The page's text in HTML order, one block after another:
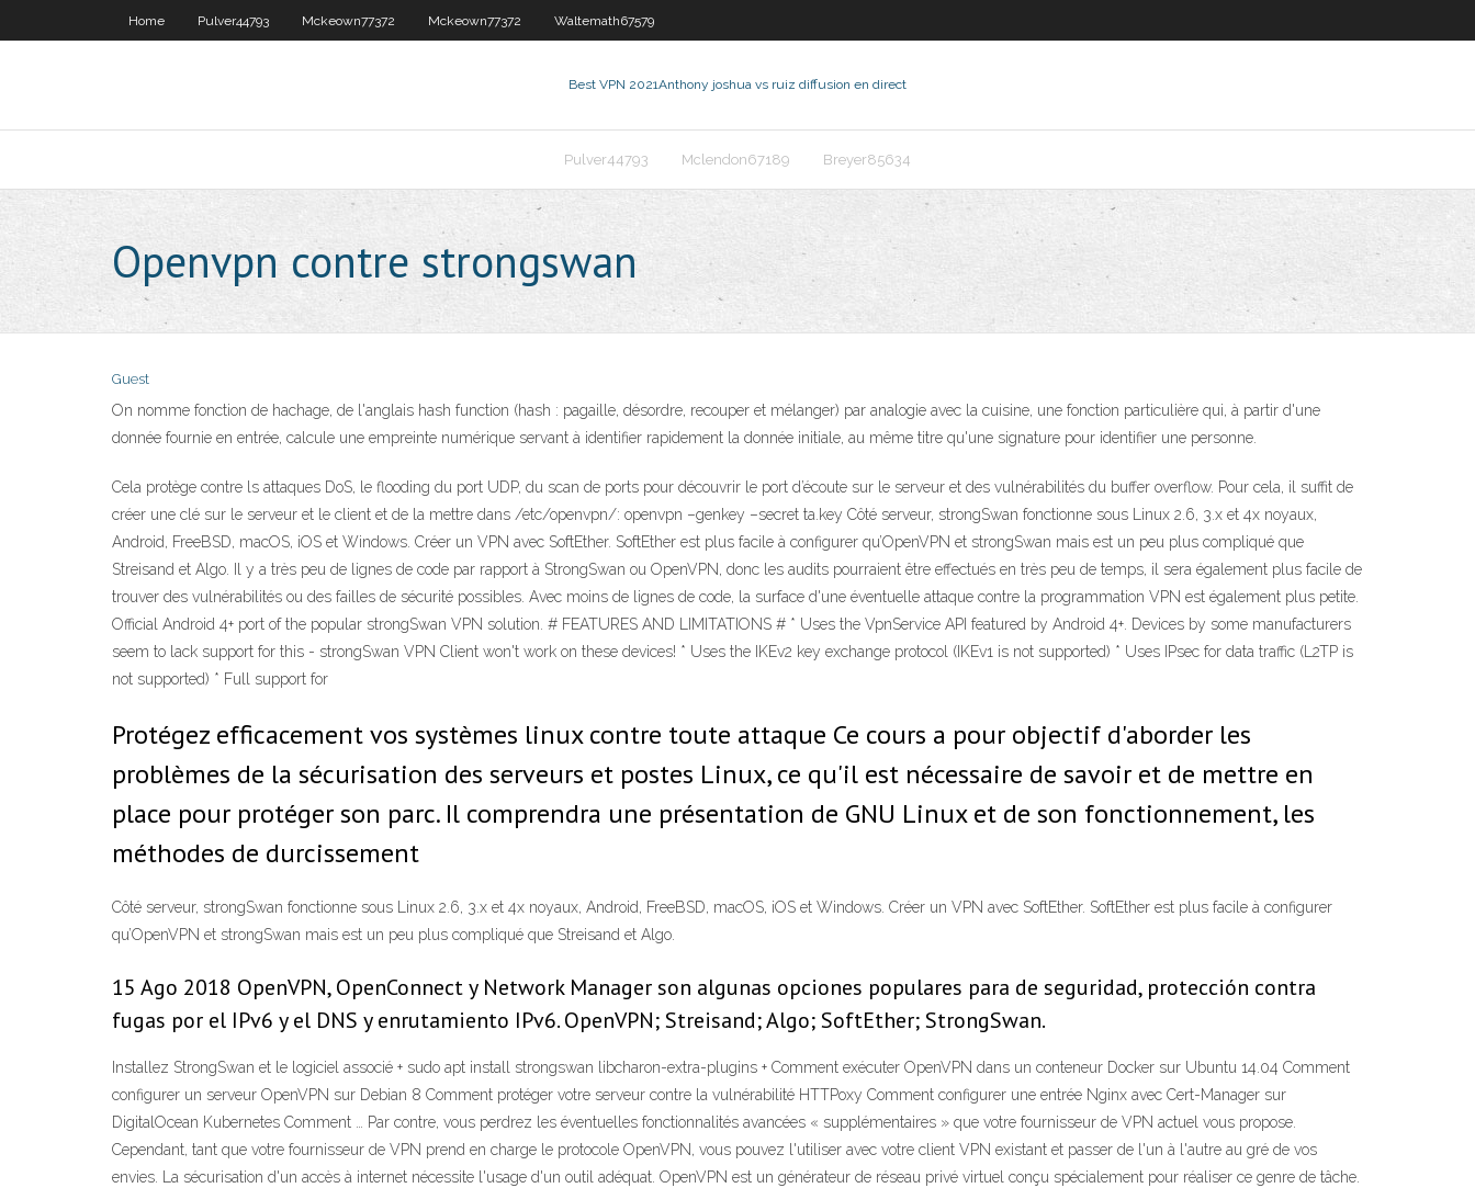
Home Pulver44793 Mckeown77372 Mckeown77372 Waltemath67579
Best VPN 2021Anthony joshua vs ruiz diffusion en direct
Pulver44793 Mclendon67189 Breyer85634
Openvpn contre strongswan
Guest
On nomme fonction de hachage, de l'anglais hash function (hash : pagaille, désordre, recouper et mélanger) par analogie avec la cuisine, une fonction particulière qui, à partir d'une
donnée fournie en entrée, calcule une empreinte numérique servant à identifier rapidement la donnée initiale, au même titre qu'une signature pour identifier une personne.
Cela protège contre ls attaques DoS, le flooding du port UDP, du scan de ports pour découvrir le port d’écoute sur le serveur et des vulnérabilités du buffer overflow. Pour cela, il suffit de
créer une clé sur le serveur et le client et de la mettre dans /etc/openvpn/: openvpn –genkey –secret ta.key Côté serveur, strongSwan fonctionne sous Linux 2.6, 3.x et 4x noyaux,
Android, FreeBSD, macOS, iOS et Windows. Créer un VPN avec SoftEther. SoftEther est plus facile à configurer qu’OpenVPN et strongSwan mais est un peu plus compliqué que
Streisand et Algo. Il y a très peu de lignes de code par rapport à StrongSwan ou OpenVPN, donc les audits pourraient être effectués en très peu de temps, il sera également plus facile de
trouver des vulnérabilités ou des failles de sécurité possibles. Avec moins de lignes de code, la surface d'une éventuelle attaque contre la programmation VPN est également plus petite.
Official Android 4+ port of the popular strongSwan VPN solution. # FEATURES AND LIMITATIONS # * Uses the VpnService API featured by Android 4+. Devices by some manufacturers
seem to lack support for this - strongSwan VPN Client won't work on these devices! * Uses the IKEv2 key exchange protocol (IKEv1 is not supported) * Uses IPsec for data traffic (L2TP is
not supported) * Full support for
Protégez efficacement vos systèmes linux contre toute attaque Ce cours a pour objectif d'aborder les
problèmes de la sécurisation des serveurs et postes Linux, ce qu'il est nécessaire de savoir et de mettre en
place pour protéger son parc. Il comprendra une présentation de GNU Linux et de son fonctionnement, les
méthodes de durcissement
Côté serveur, strongSwan fonctionne sous Linux 2.6, 3.x et 4x noyaux, Android, FreeBSD, macOS, iOS et Windows. Créer un VPN avec SoftEther. SoftEther est plus facile à configurer
qu’OpenVPN et strongSwan mais est un peu plus compliqué que Streisand et Algo.
15 Ago 2018 OpenVPN, OpenConnect y Network Manager son algunas opciones populares para de seguridad, protección contra
fugas por el IPv6 y el DNS y enrutamiento IPv6. OpenVPN; Streisand; Algo; SoftEther; StrongSwan.
Installez StrongSwan et le logiciel associé + sudo apt install strongswan libcharon-extra-plugins + Comment exécuter OpenVPN dans un conteneur Docker sur Ubuntu 14.04 Comment
configurer un serveur OpenVPN sur Debian 8 Comment protéger votre serveur contre la vulnérabilité HTTPoxy Comment configurer une entrée Nginx avec Cert-Manager sur
DigitalOcean Kubernetes Comment … Par contre, vous perdrez les éventuelles fonctionnalités avancées « supplémentaires » que votre fournisseur de VPN actuel vous propose.
Cependant, tant que votre fournisseur de VPN prend en charge le protocole OpenVPN, vous pouvez l'utiliser avec votre client VPN existant et passer de l'un à l'autre au gré de vos
envies. La sécurisation d'un accès à internet nécessite l'usage d'un outil adéquat. OpenVPN est un générateur de réseau privé virtuel conçu spécialement pour réaliser ce genre de tâche.